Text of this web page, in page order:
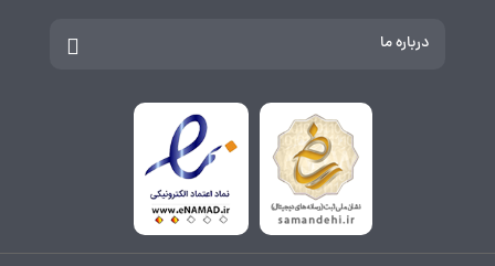
درباره ما